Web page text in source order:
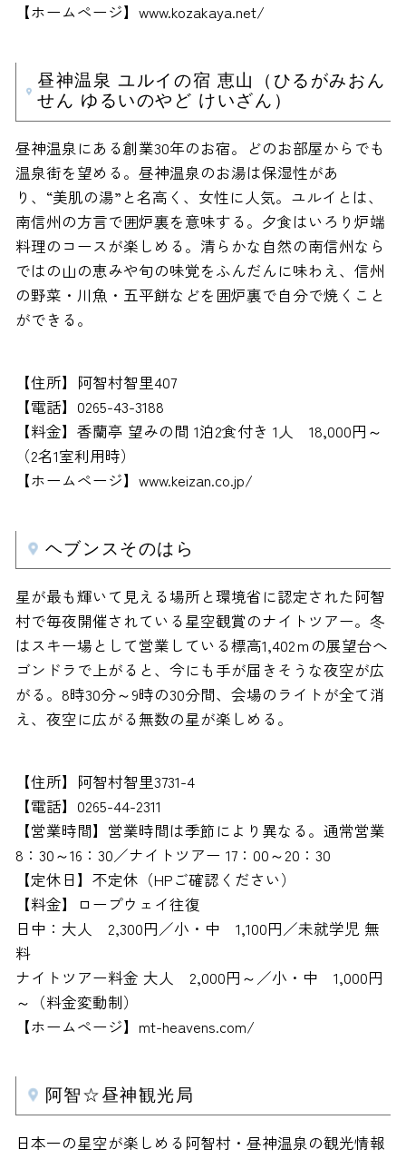
【ホームページ】www.kozakaya.net/
昼神温泉 ユルイの宿 恵山（ひるがみおん
せん ゆるいのやど けいざん）
昼神温泉にある創業30年のお宿。どのお部屋からでも
温泉街を望める。昼神温泉のお湯は保湿性があ
り、“美肌の湯”と名高く、女性に人気。ユルイとは、
南信州の方言で囲炉裏を意味する。夕食はいろり炉端
料理のコースが楽しめる。清らかな自然の南信州なら
ではの山の恵みや旬の味覚をふんだんに味わえ、信州
の野菜・川魚・五平餅などを囲炉裏で自分で焼くこと
ができる。
【住所】阿智村智里407
【電話】0265-43-3188
【料金】香蘭亭 望みの間 1泊2食付き 1人 18,000円～
（2名1室利用時）
【ホームページ】www.keizan.co.jp/
ヘブンスそのはら
星が最も輝いて見える場所と環境省に認定された阿智
村で毎夜開催されている星空観賞のナイトツアー。冬
はスキー場として営業している標高1,402ｍの展望台へ
ゴンドラで上がると、今にも手が届きそうな夜空が広
がる。8時30分～9時の30分間、会場のライトが全て消
え、夜空に広がる無数の星が楽しめる。
【住所】阿智村智里3731-4
【電話】0265-44-2311
【営業時間】営業時間は季節により異なる。通常営業
8：30～16：30／ナイトツアー 17：00～20：30
【定休日】不定休（HPご確認ください）
【料金】ロープウェイ往復
日中：大人 2,300円／小・中 1,100円／未就学児 無
料
ナイトツアー料金 大人 2,000円～／小・中 1,000円
～（料金変動制）
【ホームページ】mt-heavens.com/
阿智☆昼神観光局
日本一の星空が楽しめる阿智村・昼神温泉の観光情報